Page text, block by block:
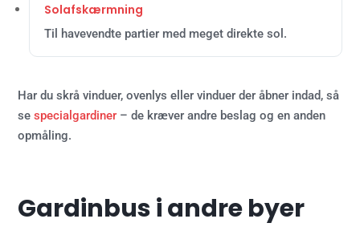
Solafskærmning
Til havevendte partier med meget direkte sol.
Har du skrå vinduer, ovenlys eller vinduer der åbner indad, så
sespecialgardiner – de kræver andre beslag og en anden
opmåling.
Gardinbus i andre byer